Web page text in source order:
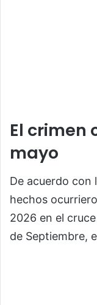
El crimen
mayo
De acuerdo con
hechos
2026 en el
de Septiembre,